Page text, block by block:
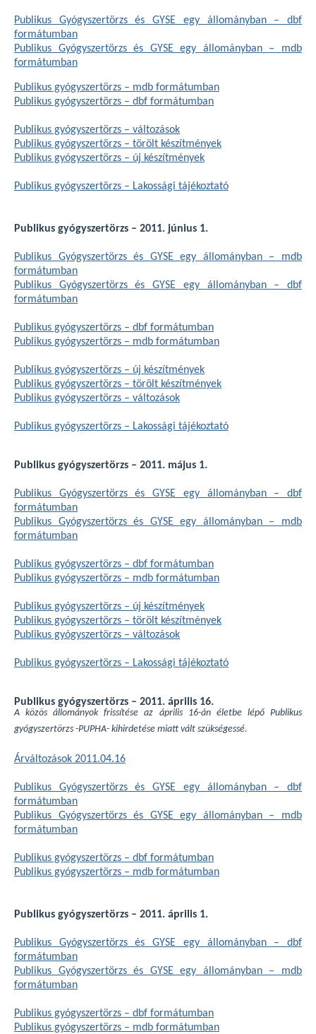
Publikus Gyógyszertörzs és GYSE egy állományban – dbf
formátumban
Publikus Gyógyszertörzs és GYSE egy állományban – mdb
formátumban
Publikus gyógyszertörzs – mdb formátumban
Publikus gyógyszertörzs – dbf formátumban
Publikus gyógyszertörzs – változások
Publikus gyógyszertörzs – törölt készítmények
Publikus gyógyszertörzs – új készítmények
Publikus gyógyszertörzs – Lakossági tájékoztató
Publikus gyógyszertörzs – 2011. június 1.
Publikus Gyógyszertörzs és GYSE egy állományban – mdb
formátumban
Publikus Gyógyszertörzs és GYSE egy állományban – dbf
formátumban
Publikus gyógyszertörzs – dbf formátumban
Publikus gyógyszertörzs – mdb formátumban
Publikus gyógyszertörzs – új készítmények
Publikus gyógyszertörzs – törölt készítmények
Publikus gyógyszertörzs – változások
Publikus gyógyszertörzs – Lakossági tájékoztató
Publikus gyógyszertörzs – 2011. május 1.
Publikus Gyógyszertörzs és GYSE egy állományban – dbf
formátumban
Publikus Gyógyszertörzs és GYSE egy állományban – mdb
formátumban
Publikus gyógyszertörzs – dbf formátumban
Publikus gyógyszertörzs – mdb formátumban
Publikus gyógyszertörzs – új készítmények
Publikus gyógyszertörzs – törölt készítmények
Publikus gyógyszertörzs – változások
Publikus gyógyszertörzs – Lakossági tájékoztató
Publikus gyógyszertörzs – 2011. április 16.
A közös állományok frissítése az április 16-án életbe lépő Publikus
gyógyszertörzs -PUPHA- kihirdetése miatt vált szükségessé.
Árváltozások 2011.04.16
Publikus Gyógyszertörzs és GYSE egy állományban – dbf
formátumban
Publikus Gyógyszertörzs és GYSE egy állományban – mdb
formátumban
Publikus gyógyszertörzs – dbf formátumban
Publikus gyógyszertörzs – mdb formátumban
Publikus gyógyszertörzs – 2011. április 1.
Publikus Gyógyszertörzs és GYSE egy állományban – dbf
formátumban
Publikus Gyógyszertörzs és GYSE egy állományban – mdb
formátumban
Publikus gyógyszertörzs – dbf formátumban
Publikus gyógyszertörzs – mdb formátumban